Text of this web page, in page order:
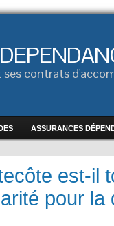
ses contrats
ASSURANCES
est-il
pour la